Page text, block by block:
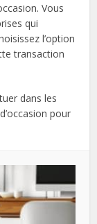
Vous
qui
l’option
transaction
dans les
pour